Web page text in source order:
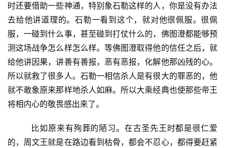
时还要借助一些神通，特别象石勒这样的人，你是没有办法
去给他讲道理的。石勒一看到这个，就对他很佩服。很佩
服，一碰到什么事，甚至碰到打仗什么的，佛图澄都能够预
测这场战争怎么样怎么样。等佛图澄取得他的信任之后，就
给他讲因果，讲善有善报，恶有恶报，化解他那凶残的心。
所以就救了很多人。石勒一相信杀人是有很大的罪恶的，他
就不敢象原来那样地杀人如麻。所以大乘经典也使那些帝王
将相内心的敬畏感出来了。
比如原来有殉葬的陋习。在古圣先王时都是很仁爱
的，周文王就是在路边看到枯骨，都会不忍心，都得要赶紧